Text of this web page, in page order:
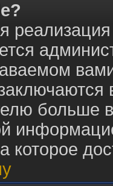
больше
которое